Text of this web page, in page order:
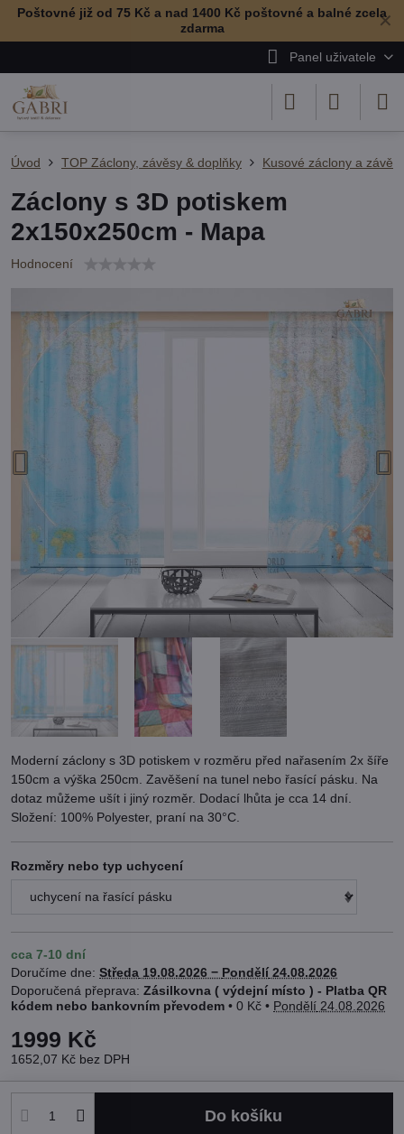
✕
Poštovné již od 75 Kč a nad 1400 Kč poštovné a balné zcela
zdarma
Panel uživatele
Úvod TOP Záclony, závěsy & doplňky Kusové záclony a
Záclony s 3D potiskem
2x150x250cm - Mapa
Hodnocení
Moderní záclony s 3D potiskem v rozměru před nařasením 2x šíře
150cm a výška 250cm. Zavěšení na tunel nebo řasící pásku. Na
dotaz můžeme ušít i jiný rozměr. Dodací lhůta je cca 14 dní.
Složení: 100% Polyester, praní na 30°C.
Rozměry nebo typ uchycení
cca 7-10 dní
Doručíme dne: Středa 19.08.2026 − Pondělí 24.08.2026
Zásilkovna ( výdejní místo ) - Platba QR
kódem nebo bankovním převodem • 0 Kč • Pondělí 24.08.2026
1999 Kč
1652,07 Kč bez DPH
Do košíku